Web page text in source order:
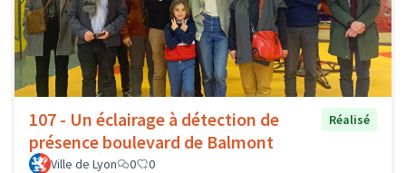
107 - Un éclairage à détection de
présence boulevard de Balmont
Réalisé
Ville de Lyon 0 0